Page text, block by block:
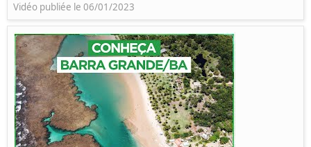
Vidéo publiée le 06/01/2023